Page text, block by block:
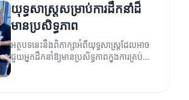
យុទ្ធសាស្ត្រ​សម្រាប់​ការដឹកនាំ​ដ៏
មានប្រសិទ្ធភាព
អត្ថបទនេះនឹងពិភាក្សាអំពីយុទ្ធសាស្ត្រដែលអាច
ជួយអ្នកដឹកនាំឱ្យមានប្រសិទ្ធភាពក្នុងការគ្រប់